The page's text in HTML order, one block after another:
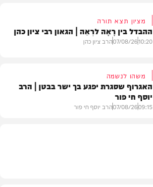
מציון תצא תורה
ההבדל בין רָאָה לרְאֵה | הגאון רבי ציון כהן
10:20
07/08/26הרב ציון כהן
משהו לנשמה
האגרוף שסגרת יפגע בך ישר בבטן | הרב
יוסף חי פור
09:15
07/08/26הרב יוסף חי פור